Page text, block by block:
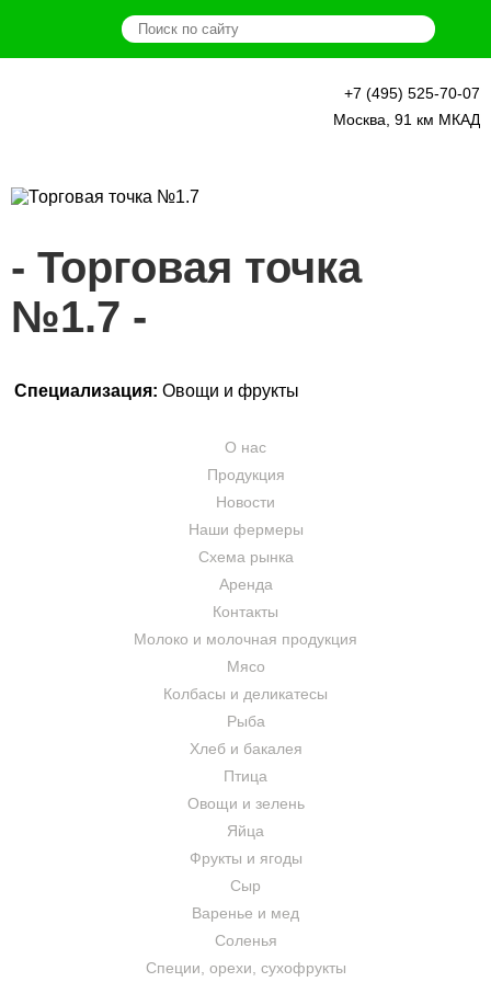
Наши фермеры
+7 (495) 525-70-07
Москва, 91 км МКАД
Торговая точка
№1.7
Специализация: Овощи и фрукты
О нас
Продукция
Новости
Наши фермеры
Схема рынка
Аренда
Контакты
Молоко и молочная продукция
Мясо
Колбасы и деликатесы
Рыба
Хлеб и бакалея
Птица
Овощи и зелень
Яйца
Фрукты и ягоды
Сыр
Варенье и мед
Соленья
Специи, орехи, сухофрукты